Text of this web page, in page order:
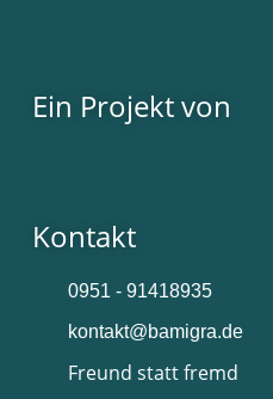
Ein Projekt von
Kontakt
0951 - 91418935
kontakt@bamigra.de
Freund statt fremd